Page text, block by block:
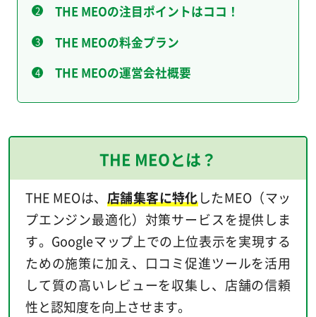
THE MEOの注目ポイントはココ！
THE MEOの料金プラン
THE MEOの運営会社概要
THE MEOとは？
THE MEOは、 店舗集客に特化したMEO（マッ
プエンジン最適化）対策サービスを提供しま
す。Googleマップ上での上位表示を実現する
ための施策に加え、口コミ促進ツールを活用
して質の高いレビューを収集し、店舗の信頼
性と認知度を向上させます。